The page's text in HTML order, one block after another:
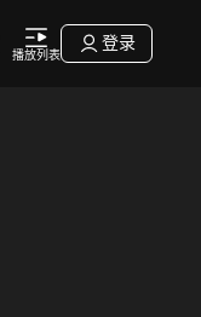
播放列表
登录